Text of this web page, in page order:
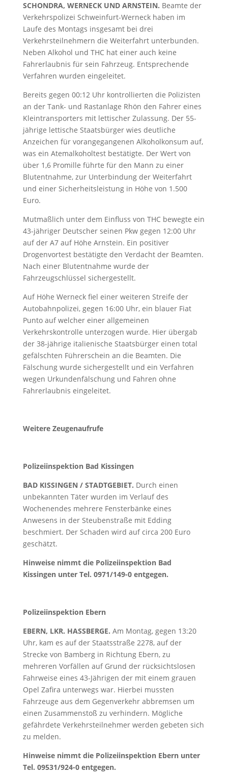
SCHONDRA, WERNECK UND ARNSTEIN. Beamte der
Verkehrspolizei Schweinfurt-Werneck haben im
Laufe des Montags insgesamt bei drei
Verkehrsteilnehmern die Weiterfahrt unterbunden.
Neben Alkohol und THC hat einer auch keine
Fahrerlaubnis für sein Fahrzeug. Entsprechende
Verfahren wurden eingeleitet.
Bereits gegen 00:12 Uhr kontrollierten die Polizisten
an der Tank- und Rastanlage Rhön den Fahrer eines
Kleintransporters mit lettischer Zulassung. Der 55-
jährige lettische Staatsbürger wies deutliche
Anzeichen für vorangegangenen Alkoholkonsum auf,
was ein Atemalkoholtest bestätigte. Der Wert von
über 1,6 Promille führte für den Mann zu einer
Blutentnahme, zur Unterbindung der Weiterfahrt
und einer Sicherheitsleistung in Höhe von 1.500
Euro.
Mutmaßlich unter dem Einfluss von THC bewegte ein
43-jähriger Deutscher seinen Pkw gegen 12:00 Uhr
auf der A7 auf Höhe Arnstein. Ein positiver
Drogenvortest bestätigte den Verdacht der Beamten.
Nach einer Blutentnahme wurde der
Fahrzeugschlüssel sichergestellt.
Auf Höhe Werneck fiel einer weiteren Streife der
Autobahnpolizei, gegen 16:00 Uhr, ein blauer Fiat
Punto auf welcher einer allgemeinen
Verkehrskontrolle unterzogen wurde. Hier übergab
der 38-jährige italienische Staatsbürger einen total
gefälschten Führerschein an die Beamten. Die
Fälschung wurde sichergestellt und ein Verfahren
wegen Urkundenfälschung und Fahren ohne
Fahrerlaubnis eingeleitet.
Weitere Zeugenaufrufe
Polizeiinspektion Bad Kissingen
BAD KISSINGEN / STADTGEBIET. Durch einen
unbekannten Täter wurden im Verlauf des
Wochenendes mehrere Fensterbänke eines
Anwesens in der Steubenstraße mit Edding
beschmiert. Der Schaden wird auf circa 200 Euro
geschätzt.
Hinweise nimmt die Polizeiinspektion Bad
Kissingen unter Tel. 0971/149-0 entgegen.
Polizeiinspektion Ebern
EBERN, LKR. HASSBERGE. Am Montag, gegen 13:20
Uhr, kam es auf der Staatsstraße 2278, auf der
Strecke von Bamberg in Richtung Ebern, zu
mehreren Vorfällen auf Grund der rücksichtslosen
Fahrweise eines 43-Jährigen der mit einem grauen
Opel Zafira unterwegs war. Hierbei mussten
Fahrzeuge aus dem Gegenverkehr abbremsen um
einen Zusammenstoß zu verhindern. Mögliche
gefährdete Verkehrsteilnehmer werden gebeten sich
zu melden.
Hinweise nimmt die Polizeiinspektion Ebern unter
Tel. 09531/924-0 entgegen.